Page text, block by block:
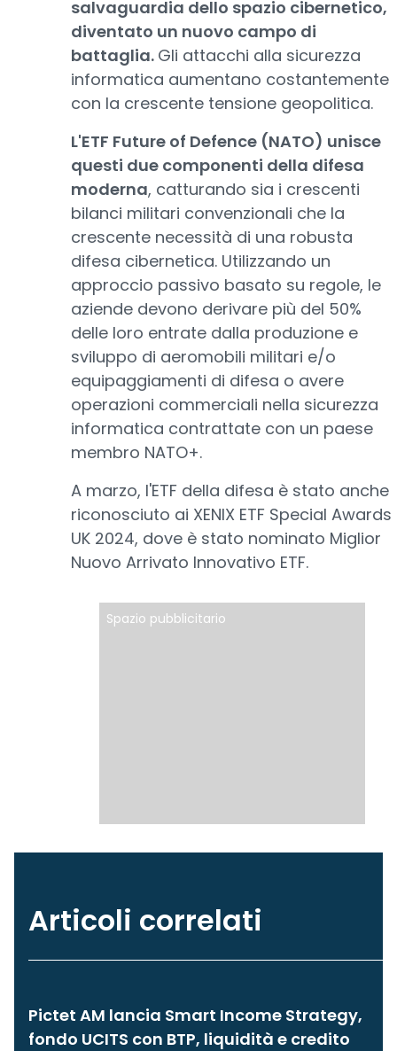
salvaguardia dello spazio cibernetico,
diventato un nuovo campo di
battaglia. Gli attacchi alla sicurezza
informatica aumentano costantemente
con la crescente tensione geopolitica.
L'ETF Future of Defence (NATO) unisce
questi due componenti della difesa
moderna, catturando sia i crescenti
bilanci militari convenzionali che la
crescente necessità di una robusta
difesa cibernetica. Utilizzando un
approccio passivo basato su regole, le
aziende devono derivare più del 50%
delle loro entrate dalla produzione e
sviluppo di aeromobili militari e/o
equipaggiamenti di difesa o avere
operazioni commerciali nella sicurezza
informatica contrattate con un paese
membro NATO+.
A marzo, l'ETF della difesa è stato anche
riconosciuto ai XENIX ETF Special Awards
UK 2024, dove è stato nominato Miglior
Nuovo Arrivato Innovativo ETF.
Spazio pubblicitario
Articoli correlati
Pictet AM lancia Smart Income Strategy,
fondo UCITS con BTP, liquidità e credito